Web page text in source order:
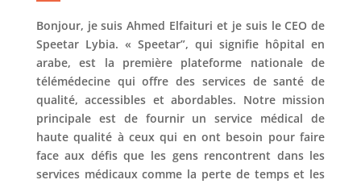
Bonjour, je suis Ahmed Elfaituri et je suis le CEO de
Speetar Lybia. « Speetar”, qui signifie hôpital en
arabe, est la première plateforme nationale de
télémédecine qui offre des services de santé de
qualité, accessibles et abordables. Notre mission
principale est de fournir un service médical de
haute qualité à ceux qui en ont besoin pour faire
face aux défis que les gens rencontrent dans les
services médicaux comme la perte de temps et les